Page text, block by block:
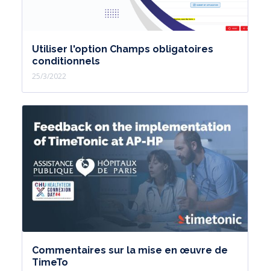
Utiliser l'option Champs obligatoires
conditionnels
25/3/2022
Commentaires sur la mise en œuvre de
TimeTo